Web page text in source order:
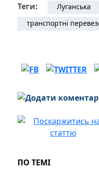
Теги: Луганська
транспортні
ПО ТЕМІ